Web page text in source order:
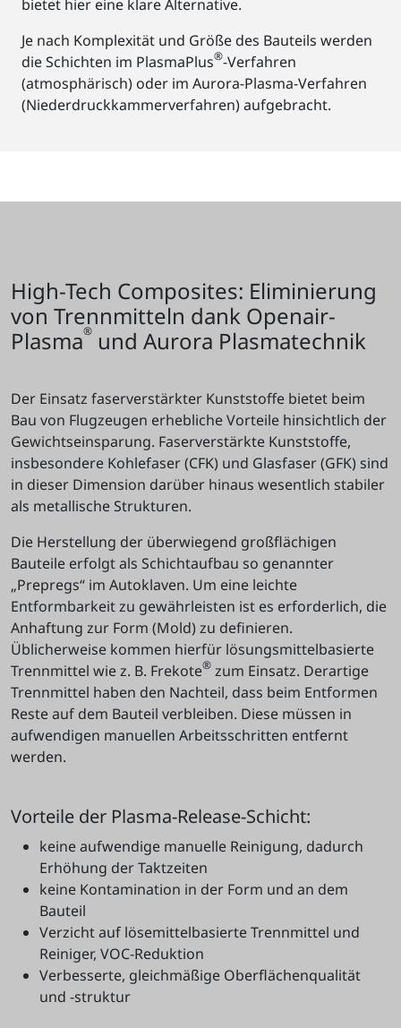
bietet hier eine klare Alternative.
Je nach Komplexität und Größe des Bauteils werden
die Schichten im PlasmaPlus®-Verfahren
(atmosphärisch) oder im Aurora-Plasma-Verfahren
(Niederdruckkammerverfahren) aufgebracht.
High-Tech Composites: Eliminierung
von Trennmitteln dank Openair-
Plasma® und Aurora Plasmatechnik
Der Einsatz faserverstärkter Kunststoffe bietet beim
Bau von Flugzeugen erhebliche Vorteile hinsichtlich der
Gewichtseinsparung. Faserverstärkte Kunststoffe,
insbesondere Kohlefaser (CFK) und Glasfaser (GFK) sind
in dieser Dimension darüber hinaus wesentlich stabiler
als metallische Strukturen.
Die Herstellung der überwiegend großflächigen
Bauteile erfolgt als Schichtaufbau so genannter
„Prepregs“ im Autoklaven. Um eine leichte
Entformbarkeit zu gewährleisten ist es erforderlich, die
Anhaftung zur Form (Mold) zu definieren.
Üblicherweise kommen hierfür lösungsmittelbasierte
Trennmittel wie z. B. Frekote® zum Einsatz. Derartige
Trennmittel haben den Nachteil, dass beim Entformen
Reste auf dem Bauteil verbleiben. Diese müssen in
aufwendigen manuellen Arbeitsschritten entfernt
werden.
Vorteile der Plasma-Release-Schicht:
keine aufwendige manuelle Reinigung, dadurch
Erhöhung der Taktzeiten
keine Kontamination in der Form und an dem
Bauteil
Verzicht auf lösemittelbasierte Trennmittel und
Reiniger, VOC-Reduktion
Verbesserte, gleichmäßige Oberflächenqualität
und -struktur